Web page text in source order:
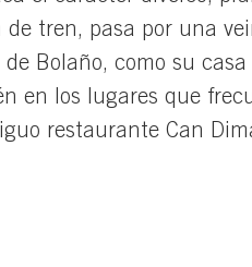
tren, pasa por una
Bolaño, como su
en los lugares que
restaurante Can